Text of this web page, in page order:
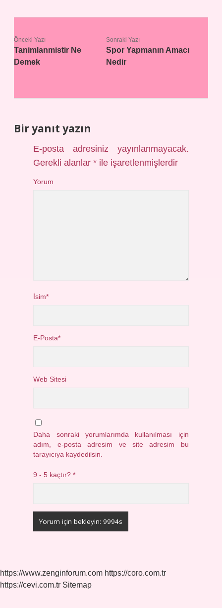
Önceki Yazı
Tanimlanmistir Ne
Demek
Sonraki Yazı
Spor Yapmanın Amacı
Nedir
Bir yanıt yazın
E-posta adresiniz yayınlanmayacak.
Gerekli alanlar* ile işaretlenmişlerdir
Yorum
İsim*
E-Posta*
Web Sitesi
Daha sonraki yorumlarımda kullanılması için
adım, e-posta adresim ve site adresim bu
tarayıcıya kaydedilsin.
9 - 5 kaçtır?*
https://www.zenginforum.com https://coro.com.tr
https://cevi.com.tr Sitemap